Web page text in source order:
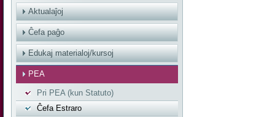
Aktualaĵoj
Ĉefa paĝo
Edukaj materialoj/kursoj
PEA
Pri PEA (kun Statuto)
Ĉefa Estraro